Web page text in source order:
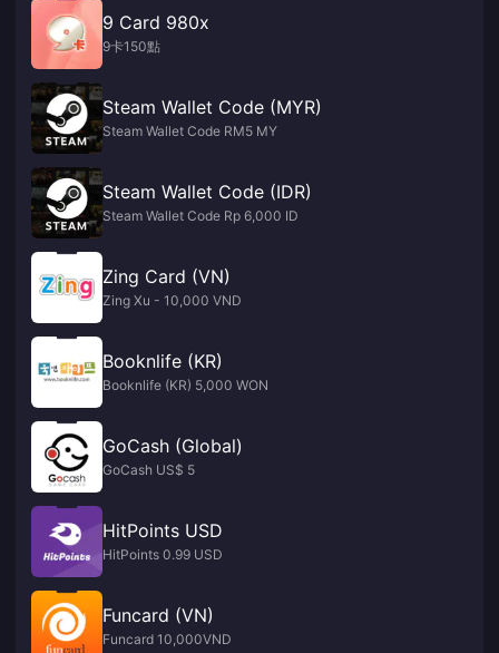
9 Card 980x
9卡150點
Steam Wallet Code (MYR)
Steam Wallet Code RM5 MY
Steam Wallet Code (IDR)
Steam Wallet Code Rp 6,000 ID
Zing Card (VN)
Zing Xu - 10,000 VND
Booknlife (KR)
Booknlife (KR) 5,000 WON
GoCash (Global)
GoCash US$ 5
HitPoints USD
HitPoints 0.99 USD
Funcard (VN)
Funcard 10,000VND